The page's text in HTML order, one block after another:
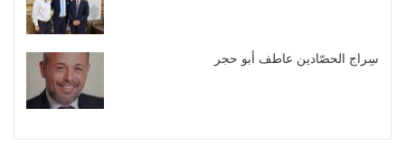
سِراج الحصّادين عاطف أبو حجر